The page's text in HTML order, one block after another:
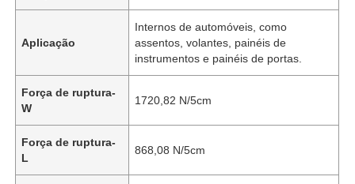
Aplicação
Internos de automóveis, como
assentos, volantes, painéis de
instrumentos e painéis de portas.
Força de ruptura-
W
1720,82 N/5cm
Força de ruptura-
L
868,08 N/5cm